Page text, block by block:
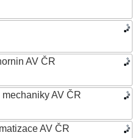
AV ČR
AV ČR
AV ČR